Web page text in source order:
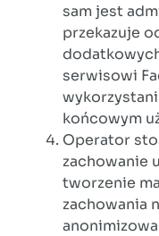
sam jest
przekazuje
serwisowi
końcowym
Operator
zachowanie
tworzenie
zachowania